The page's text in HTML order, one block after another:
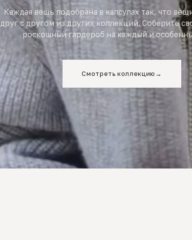
Каждая вещь подобрана в капсулах так, что
друг с другом из других коллекций. Соберите
роскошный гардероб на каждый и
Смотреть коллекцию →